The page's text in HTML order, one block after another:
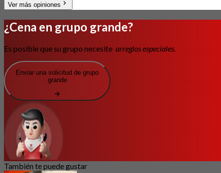
Ver más opiniones
¿Cena en grupo grande?
Es posible que su grupo necesite arreglos especiales.
Enviar una solicitud de grupo
grande
También te puede gustar